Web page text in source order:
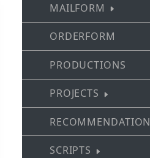
MAILFORM
ORDERFORM
PRODUCTIONS
PROJECTS
RECOMMENDATION
SCRIPTS